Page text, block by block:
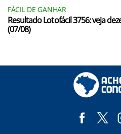
FÁCIL DE GANHAR
Resultado Lotofácil 3756: veja
(07/08)